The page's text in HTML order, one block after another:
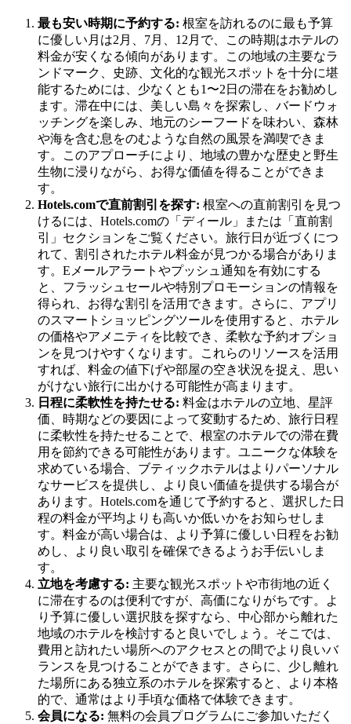
最も安い時期に予約する: 根室を訪れるのに最も予算
に優しい月は2月、7月、12月で、この時期はホテルの
料金が安くなる傾向があります。この地域の主要なラ
ンドマーク、史跡、文化的な観光スポットを十分に堪
能するためには、少なくとも1〜2日の滞在をお勧めし
ます。滞在中には、美しい島々を探索し、バードウォ
ッチングを楽しみ、地元のシーフードを味わい、森林
や海を含む息をのむような自然の風景を満喫できま
す。このアプローチにより、地域の豊かな歴史と野生
生物に浸りながら、お得な価値を得ることができま
す。
Hotels.comで直前割引を探す: 根室への直前割引を見つ
けるには、Hotels.comの「ディール」または「直前割
引」セクションをご覧ください。旅行日が近づくにつ
れて、割引されたホテル料金が見つかる場合がありま
す。Eメールアラートやプッシュ通知を有効にする
と、フラッシュセールや特別プロモーションの情報を
得られ、お得な割引を活用できます。さらに、アプリ
のスマートショッピングツールを使用すると、ホテル
の価格やアメニティを比較でき、柔軟な予約オプショ
ンを見つけやすくなります。これらのリソースを活用
すれば、料金の値下げや部屋の空き状況を捉え、思い
がけない旅行に出かける可能性が高まります。
日程に柔軟性を持たせる: 料金はホテルの立地、星評
価、時期などの要因によって変動するため、旅行日程
に柔軟性を持たせることで、根室のホテルでの滞在費
用を節約できる可能性があります。ユニークな体験を
求めている場合、ブティックホテルはよりパーソナル
なサービスを提供し、より良い価値を提供する場合が
あります。Hotels.comを通じて予約すると、選択した日
程の料金が平均よりも高いか低いかをお知らせしま
す。料金が高い場合は、より予算に優しい日程をお勧
めし、より良い取引を確保できるようお手伝いしま
す。
立地を考慮する: 主要な観光スポットや市街地の近く
に滞在するのは便利ですが、高価になりがちです。よ
り予算に優しい選択肢を探すなら、中心部から離れた
地域のホテルを検討すると良いでしょう。そこでは、
費用と訪れたい場所へのアクセスとの間でより良いバ
ランスを見つけることができます。さらに、少し離れ
た場所にある独立系のホテルを探索すると、より本格
的で、通常はより手頃な価格で体験できます。
会員になる: 無料の会員プログラムにご参加いただく